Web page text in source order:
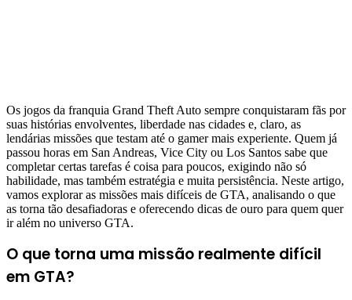
Os jogos da franquia Grand Theft Auto sempre conquistaram fãs por
suas histórias envolventes, liberdade nas cidades e, claro, as
lendárias missões que testam até o gamer mais experiente. Quem já
passou horas em San Andreas, Vice City ou Los Santos sabe que
completar certas tarefas é coisa para poucos, exigindo não só
habilidade, mas também estratégia e muita persistência. Neste artigo,
vamos explorar as missões mais difíceis de GTA, analisando o que
as torna tão desafiadoras e oferecendo dicas de ouro para quem quer
ir além no universo GTA.
O que torna uma missão realmente difícil
em GTA?